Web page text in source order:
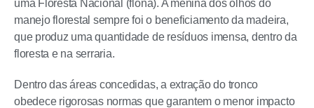
uma Floresta Nacional (flona). A menina dos olhos do
manejo florestal sempre foi o beneficiamento da madeira,
que produz uma quantidade de resíduos imensa, dentro da
floresta e na serraria.
Dentro das áreas concedidas, a extração do tronco
obedece rigorosas normas que garantem o menor impacto